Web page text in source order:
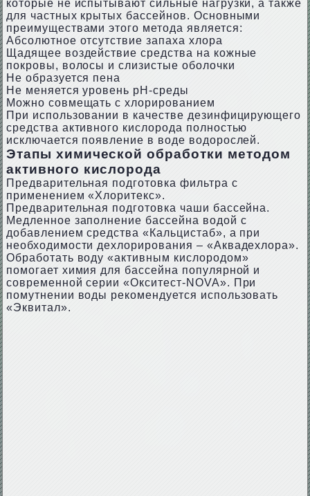
которые не испытывают сильные нагрузки, а также
для частных крытых бассейнов. Основными
преимуществами этого метода является:
Абсолютное отсутствие запаха хлора
Щадящее воздействие средства на кожные
покровы, волосы и слизистые оболочки
Не образуется пена
Не меняется уровень pH-среды
Можно совмещать с хлорированием
При использовании в качестве дезинфицирующего
средства активного кислорода полностью
исключается появление в воде водорослей.
Этапы химической обработки методом
активного кислорода
Предварительная подготовка фильтра с
применением «Хлоритекс».
Предварительная подготовка чаши бассейна.
Медленное заполнение бассейна водой с
добавлением средства «Кальцистаб», а при
необходимости дехлорирования – «Аквадехлора».
Обработать воду «активным кислородом»
помогает химия для бассейна популярной и
современной серии «Окситест-NOVA». При
помутнении воды рекомендуется использовать
«Эквитал».